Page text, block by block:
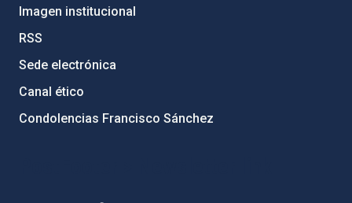
Imagen institucional
RSS
Sede electrónica
Canal ético
Condolencias Francisco Sánchez